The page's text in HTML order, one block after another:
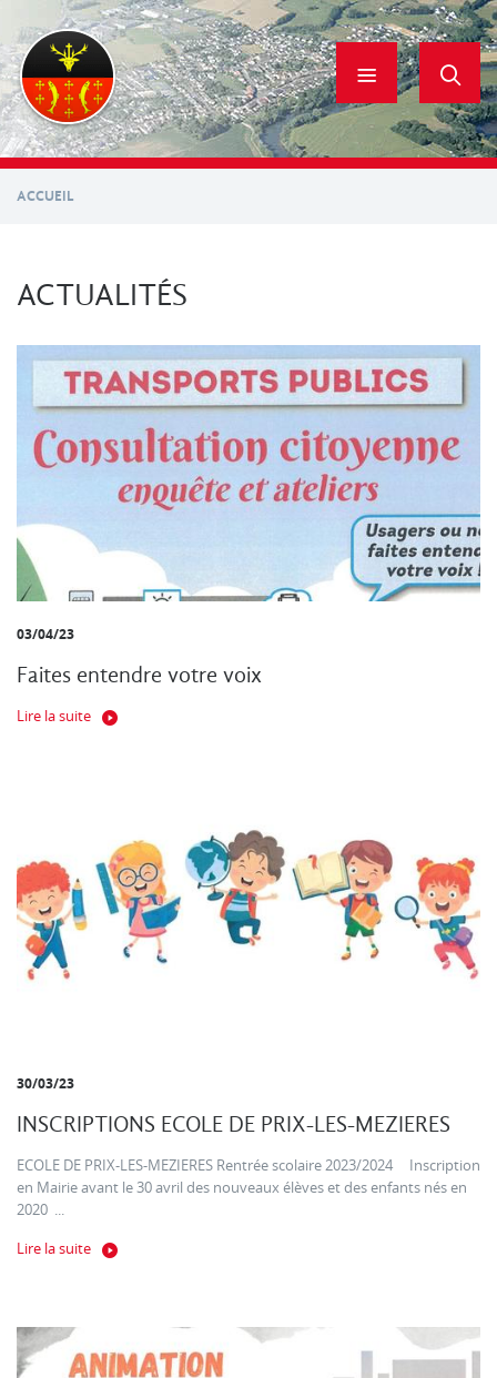
contenu
principal
ACCUEIL
ACTUALITÉS
03/04/23
Faites entendre votre voix
Lire la suite
30/03/23
INSCRIPTIONS ECOLE DE PRIX-LES-MEZIERES
ECOLE DE PRIX-LES-MEZIERES Rentrée scolaire 2023/2024 Inscription
en Mairie avant le 30 avril des nouveaux élèves et des enfants nés en
2020 ...
Lire la suite